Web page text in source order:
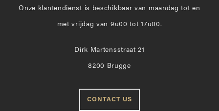
Onze klantendienst is beschikbaar van maandag tot en
met vrijdag van 9u00 tot 17u00.
Dirk Martensstraat 21
8200 Brugge
CONTACT US